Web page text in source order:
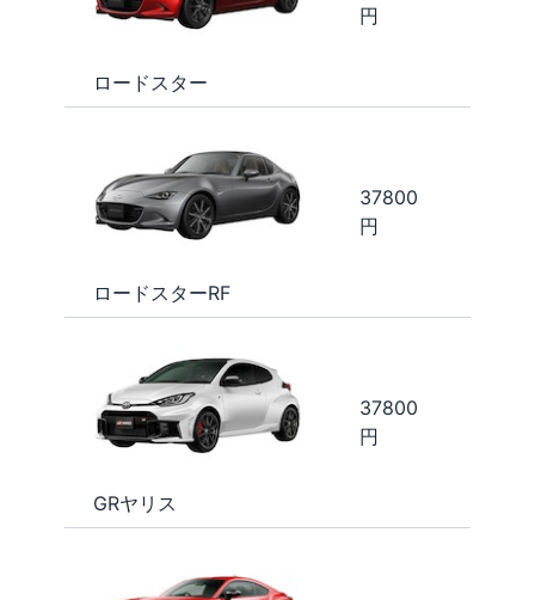
ロードスター
円
ロードスターRF
37800
円
GRヤリス
37800
円